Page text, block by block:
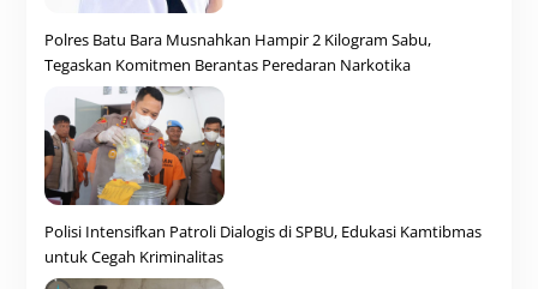
Polres Batu Bara Musnahkan Hampir 2 Kilogram Sabu,
Tegaskan Komitmen Berantas Peredaran Narkotika
Polisi Intensifkan Patroli Dialogis di SPBU, Edukasi Kamtibmas
untuk Cegah Kriminalitas